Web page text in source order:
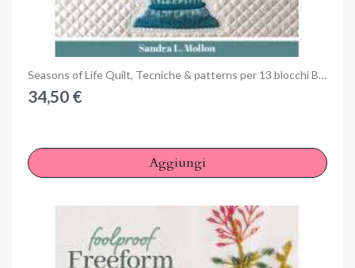
Anteprima Seasons of Life Quilt, Tecniche & patterns per 13 blocchi Baltimore, by Sandra L. Mollon
34,50 €
Aggiungi